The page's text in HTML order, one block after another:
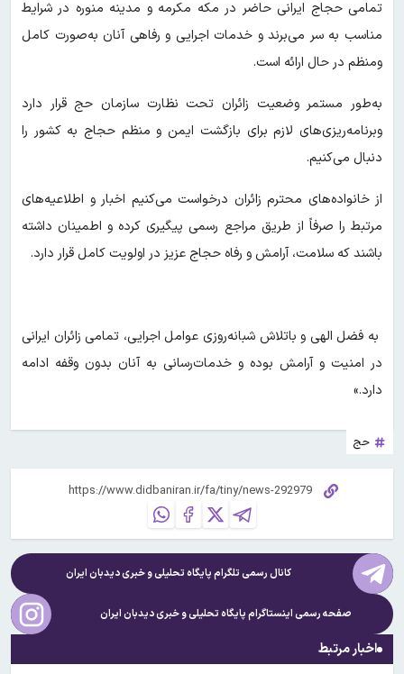
تمامی حجاج ایرانی حاضر در مکه مکرمه و مدینه منوره در شرایط
مناسب به سر می‌برند و خدمات اجرایی و رفاهی آنان به‌صورت کامل
ومنظم در حال ارائه است.
به‌طور مستمر وضعیت زائران تحت نظارت سازمان حج قرار دارد
وبرنامه‌ریزی‌های لازم برای بازگشت ایمن و منظم حجاج به کشور را
دنبال می‌کنیم.
از خانواده‌های محترم زائران درخواست می‌کنیم اخبار و اطلاعیه‌های
مرتبط را صرفاً از طریق مراجع رسمی پیگیری کرده و اطمینان داشته
باشند که سلامت، آرامش و رفاه حجاج عزیز در اولویت کامل قرار دارد.
به فضل الهی و باتلاش شبانه‌روزی عوامل اجرایی، تمامی زائران ایرانی
در امنیت و آرامش بوده و خدمات‌رسانی به آنان بدون وقفه ادامه
دارد.»
حج
کانال رسمی تلگرام پایگاه تحلیلی و خبریدیدبان ایران
صفحه رسمی اینستاگرام پایگاه تحلیلی و خبریدیدبان ایران
اخبار مرتبط